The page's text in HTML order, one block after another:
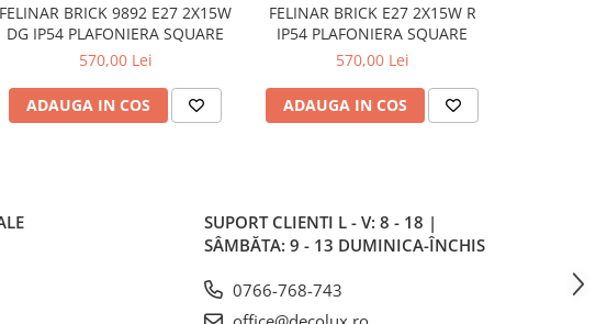
FELINAR BRICK 9892 E27 2X15W
DG IP54 PLAFONIERA SQUARE
570,00 Lei
ADAUGA IN COS
FELINAR BRICK E27 2X15W R
IP54 PLAFONIERA SQUARE
570,00 Lei
ADAUGA IN COS
SUPORT CLIENTI L - V: 8 - 18 |
SÂMBĂTA: 9 - 13 DUMINICA-ÎNCHIS
0766-768-743